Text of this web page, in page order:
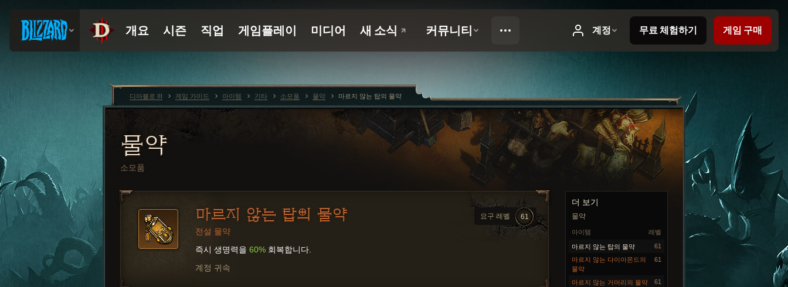
물약
소모품
더 보기
물약
레벨
아이템
마르지 않는 탑의 물약
61
마르지 않는 다이아몬드의
물약
61
마르지 않는 거머리의 물약 61
요구 레벨 61
마르지 않는 탑의 물약
전설 물약
즉시 생명력을 60% 회복합니다.
계정 귀속
디아블로 III 게임 가이드 아이템 기타 소모품 물약 마르지 않는 탑의 물약